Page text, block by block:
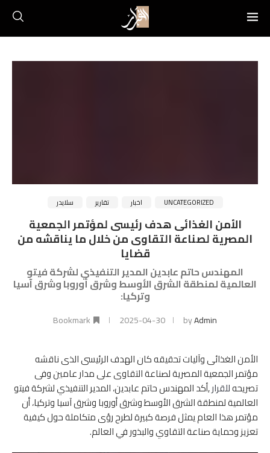
UNCATEGORIZED اخبار تقارير سلايدر
الأمن الغذائى هدف رئيسى لمؤتمر الجمعية
المصرية لصناعة التقاوى من خلال ما يناقشه من
قضايا
المهندس حاتم عابدين المدير التنفيذي لشركة فيتو
العالمية لمنطقة الشرق الأوسط وشرق أوروبا وشرق آسيا
وتركيا:
byAdmin
2025-04-30
Bookmark
الأمن الغذائى وآليات تحقيقه كان الهدف الرئيسى الذى ناقشه
مؤتمر الجمعية المصرية لصناعة التقاوى على مدار عامين وفى
تصريحهللقرار,أكد المهندس حاتم عابدين، المدير التنفيذي لشركة فيتو
العالمية لمنطقة الشرق الأوسط وشرق أوروبا وشرق آسيا وتركيا، أن
مؤتمر هذا العام يمثل فرصة كبيرة لطرح رؤى متكاملة حول كيفية
تعزيز وحماية صناعة التقاوي والبذور في العالم.